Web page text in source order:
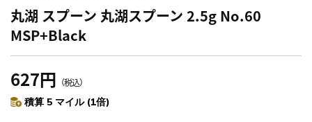
丸湖 スプーン 丸湖スプーン 2.5g No.60
MSP+Black
627円 （税込）
積算 5 マイル (1倍)